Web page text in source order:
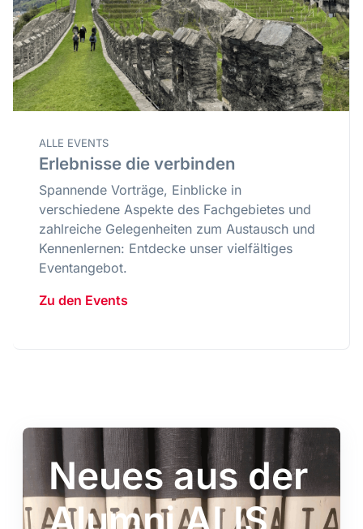
ALLE EVENTS
Erlebnisse die verbinden
Spannende Vorträge, Einblicke in
verschiedene Aspekte des Fachgebietes und
zahlreiche Gelegenheiten zum Austausch und
Kennenlernen: Entdecke unser vielfältiges
Eventangebot.
Zu den Events
Neues aus der
Alumni ALIS